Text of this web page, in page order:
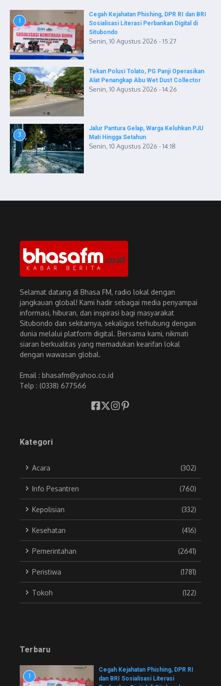
1
Cegah Kejahatan Phishing, DPR RI dan BRI
Sosialisasi Literasi Perbankan Digital di
Situbondo
Senin, 10 Agustus 2026 - 15:27
2
Tekan Polusi Tolato, PG Panji Operasikan
Alat Penangkap Abu Wet Dust Collector
Senin, 10 Agustus 2026 - 14:26
3
Jalur Pantura Gelap, Warga Keluhkan PJU
Mati Hingga Setahun
Senin, 10 Agustus 2026 - 14:18
Selamat datang di Bhasa FM, radio lokal dengan
jangkauan global! Kami hadir sebagai media penyampai
informasi, hiburan, dan inspirasi bagi masyarakat
Situbondo dan sekitarnya, sekaligus terhubung dengan
dunia melalui platform digital. Bersama kami, nikmati
siaran berkualitas yang memadukan kearifan lokal
dengan wawasan global.
Email : bhasafm@yahoo.co.id
Telp : (0338) 677566
Kategori
Acara (302)
Info Pesantren (760)
Kepolisian (332)
Kesehatan (416)
Pemerintahan (2641)
Peristiwa (1781)
Tokoh (122)
Terbaru
1
Cegah Kejahatan Phishing, DPR RI
dan BRI Sosialisasi Literasi